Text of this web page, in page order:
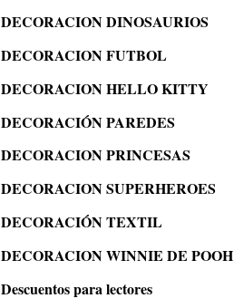
DECORACION DINOSAURIOS
DECORACION FUTBOL
DECORACION HELLO KITTY
DECORACIÓN PAREDES
DECORACION PRINCESAS
DECORACION SUPERHEROES
DECORACIÓN TEXTIL
DECORACION WINNIE DE POOH
Descuentos para lectores